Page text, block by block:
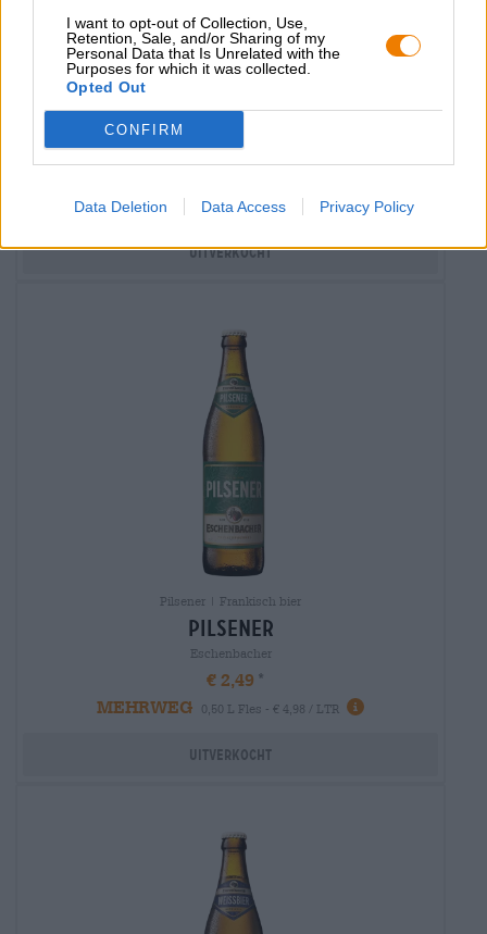
I want to opt-out of Collection, Use,
Retention, Sale, and/or Sharing of my
Personal Data that Is Unrelated with the
Purposes for which it was collected.
Opted Out
CONFIRM
Data Deletion Data Access Privacy Policy
kellerbier
Eschenbacher
MEHRWEG
0,50 L Fles - € 4,98 / LTR
Uitverkocht
Pilsener | Frankisch bier
pilsener
Eschenbacher
€ 2,49
MEHRWEG
0,50 L Fles - € 4,98 / LTR
Uitverkocht